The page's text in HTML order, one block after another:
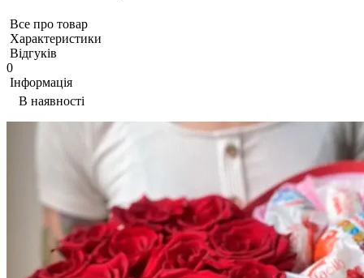
Все про товар
Характеристики
Відгуків
0
Iнформація
В наявності